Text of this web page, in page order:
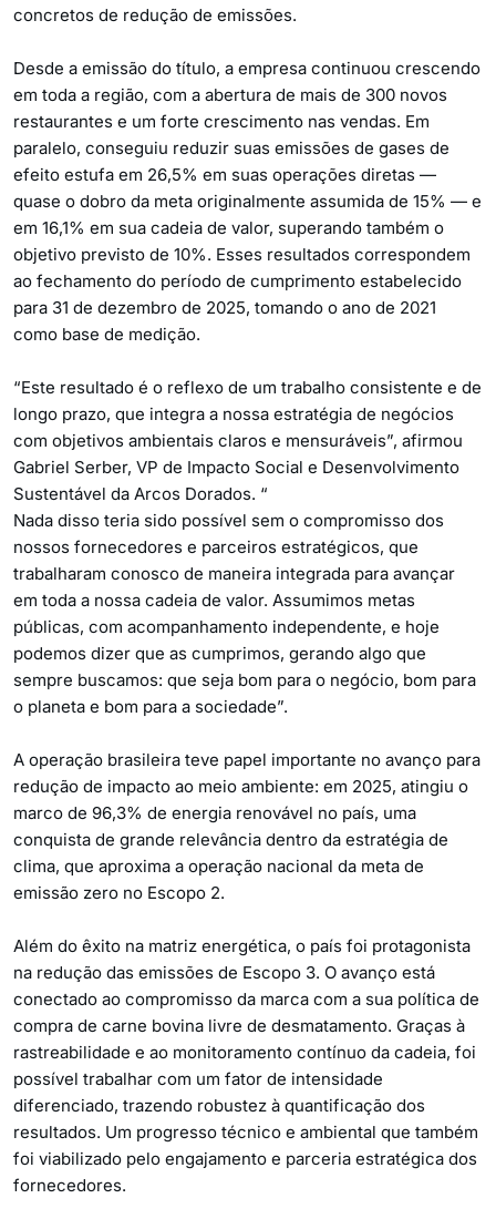
concretos de redução de emissões.
Desde a emissão do título, a empresa continuou crescendo
em toda a região, com a abertura de mais de 300 novos
restaurantes e um forte crescimento nas vendas. Em
paralelo, conseguiu reduzir suas emissões de gases de
efeito estufa em 26,5% em suas operações diretas —
quase o dobro da meta originalmente assumida de 15% — e
em 16,1% em sua cadeia de valor, superando também o
objetivo previsto de 10%. Esses resultados correspondem
ao fechamento do período de cumprimento estabelecido
para 31 de dezembro de 2025, tomando o ano de 2021
como base de medição.
“Este resultado é o reflexo de um trabalho consistente e de
longo prazo, que integra a nossa estratégia de negócios
com objetivos ambientais claros e mensuráveis”, afirmou
Gabriel Serber, VP de Impacto Social e Desenvolvimento
Sustentável da Arcos Dorados. “
Nada disso teria sido possível sem o compromisso dos
nossos fornecedores e parceiros estratégicos, que
trabalharam conosco de maneira integrada para avançar
em toda a nossa cadeia de valor. Assumimos metas
públicas, com acompanhamento independente, e hoje
podemos dizer que as cumprimos, gerando algo que
sempre buscamos: que seja bom para o negócio, bom para
o planeta e bom para a sociedade”.
A operação brasileira teve papel importante no avanço para
redução de impacto ao meio ambiente: em 2025, atingiu o
marco de 96,3% de energia renovável no país, uma
conquista de grande relevância dentro da estratégia de
clima, que aproxima a operação nacional da meta de
emissão zero no Escopo 2.
Além do êxito na matriz energética, o país foi protagonista
na redução das emissões de Escopo 3. O avanço está
conectado ao compromisso da marca com a sua política de
compra de carne bovina livre de desmatamento. Graças à
rastreabilidade e ao monitoramento contínuo da cadeia, foi
possível trabalhar com um fator de intensidade
diferenciado, trazendo robustez à quantificação dos
resultados. Um progresso técnico e ambiental que também
foi viabilizado pelo engajamento e parceria estratégica dos
fornecedores.